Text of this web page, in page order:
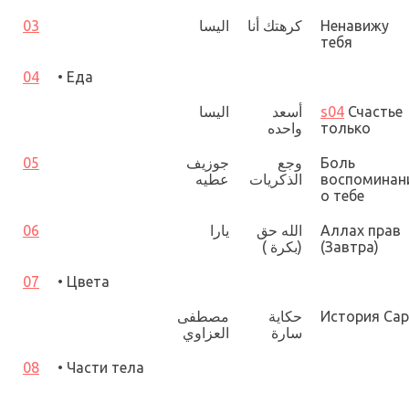
03 اليسا كرهتك أنا
Ненавижу
тебя
04 • Еда
اليسا
أسعد
واحده
s04 Счастье
только
05
جوزيف
عطيه
وجع
الذكريات
Боль
о тебе
06 يارا
الله حق
(بكرة )
Аллах прав
(Завтра)
07 • Цвета
مصطفى
العزاوي
حكاية
سارة
История
08 • Части тела